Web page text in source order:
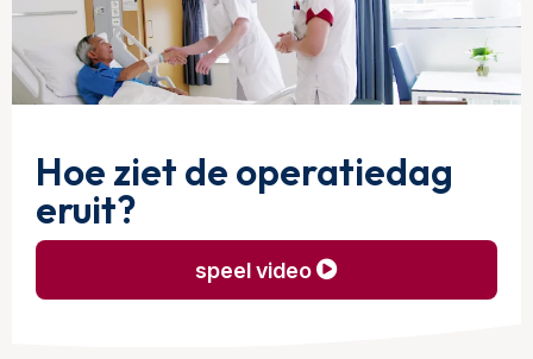
Hoe ziet de operatiedag
eruit?
speel video